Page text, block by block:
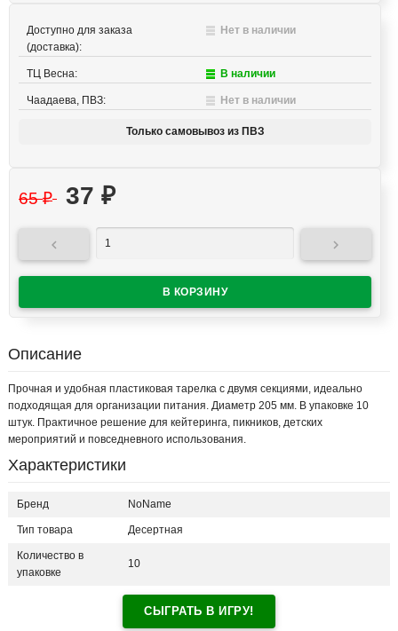
Доступно для заказа
(доставка):
Нет в наличии
ТЦ Весна: В наличии
Чаадаева, ПВЗ: Нет в наличии
Только самовывоз из ПВЗ
65₽ 37 ₽
 
Описание
Прочная и удобная пластиковая тарелка с двумя секциями, идеально
подходящая для организации питания. Диаметр 205 мм. В упаковке 10
штук. Практичное решение для кейтеринга, пикников, детских
мероприятий и повседневного использования.
Характеристики
Бренд NoName
Тип товара Десертная
Количество в
упаковке
10
СЫГРАТЬ В ИГРУ!